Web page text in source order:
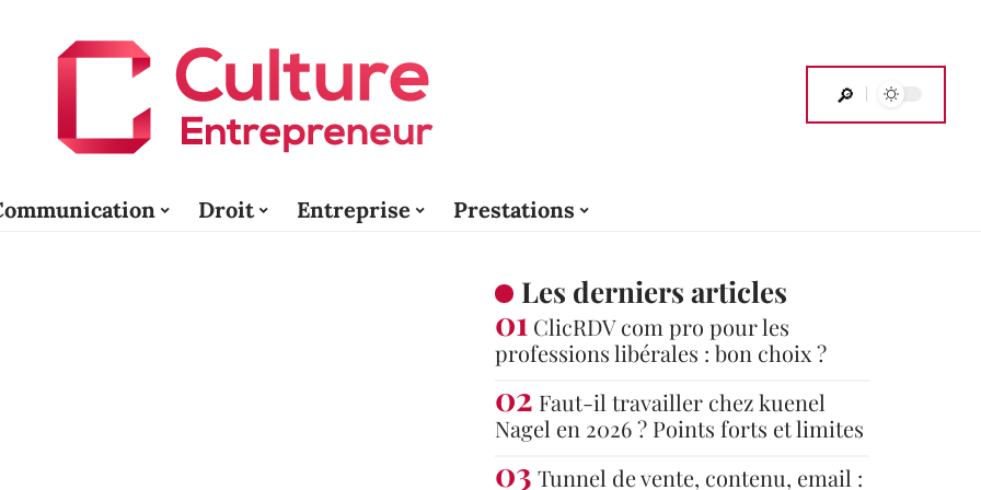
Droit Entreprise Prestations
Les derniers articles
ClicRDV com pro pour les
professions libérales : bon choix ?
Faut-il travailler chez kuenel
Nagel en 2026 ? Points forts et limites
Tunnel de vente, contenu, email :